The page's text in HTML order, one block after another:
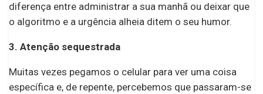
diferença entre administrar a sua manhã ou deixar que
o algoritmo e a urgência alheia ditem o seu humor.
3. Atenção sequestrada
Muitas vezes pegamos o celular para ver uma coisa
específica e, de repente, percebemos que passaram-se